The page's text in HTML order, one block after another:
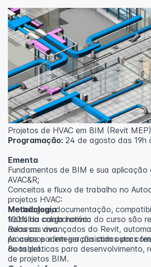
ou tablet.
Outras informações
O curso pode sofrer alteração de
inscritos serão avisados
O IPETEC reserva-se o direito de não
caso não atinja o número mínimo de
Professor(a):Gabriel Damasceno
Projetos de HVAC em BIM (Revit MEP)
Programação: 24 de agosto das 19h
Ementa
Fundamentos de BIM e sua aplicação
AVAC&R;
Conceitos e fluxo de trabalho no
projetos HVAC:
Modelagem, documentação,
trabalho colaborativo:
Recursos avançados do Revit,
processos e integração com outras
Boas práticas para desenvolvimento,
de projetos BIM.
Metodologia
100% da carga horária do curso são
aulas ao vivo.
As aulas podem ser assistidas por
ou tablet.